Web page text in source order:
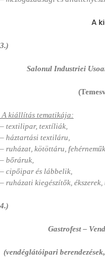
A
3.)
Salonul Industriei
A kiállítás tematikája:
– textilipar, textíliák,
– háztartási textiláru,
– ruházat, kötöttáru,
– bőráruk,
– cipőipar és lábbelik,
– ruházati kiegészítők, ékszerek,
4.)
Gastrofest –
(vendéglátóipari